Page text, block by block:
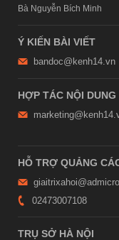
Bà Nguyễn Bích Minh
Ý KIẾN BÀI VIẾT
bandoc@kenh14.vn
HỢP TÁC NỘI DUNG
HỖ TRỢ QUẢNG
02473007108
TRỤ SỞ HÀ NỘI